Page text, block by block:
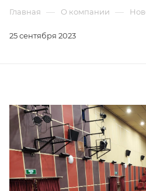
Главная — О компании —
25 сентября 2023